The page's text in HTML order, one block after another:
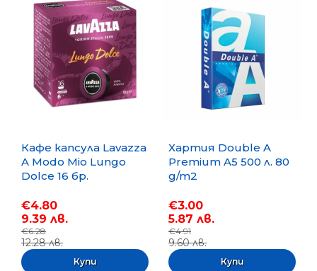
Кафе капсула Lavazza
A Modo Mio Lungo
Dolce 16 бр.
€4.80
9.39 лв.
€6.28
12.28 лв.
Хартия Double A
Premium A5 500 л. 80
g/m2
€3.00
5.87 лв.
€4.91
9.60 лв.